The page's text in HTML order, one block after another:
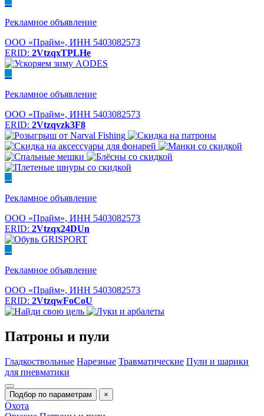
...
Рекламное объявление
ООО «Прайм», ИНН 5403082573
ERID: 2VtzqxTPLHe
...
Рекламное объявление
ООО «Прайм», ИНН 5403082573
ERID: 2Vtzqvzk3F8
...
Рекламное объявление
ООО «Прайм», ИНН 5403082573
ERID: 2Vtzqx24DUn
...
Рекламное объявление
ООО «Прайм», ИНН 5403082573
ERID: 2VtzqwFoCoU
Патроны и пули
Гладкоствольные Нарезные Травматические Пули и шарики
для пневматики
Подбор по параметрам ×
Охота